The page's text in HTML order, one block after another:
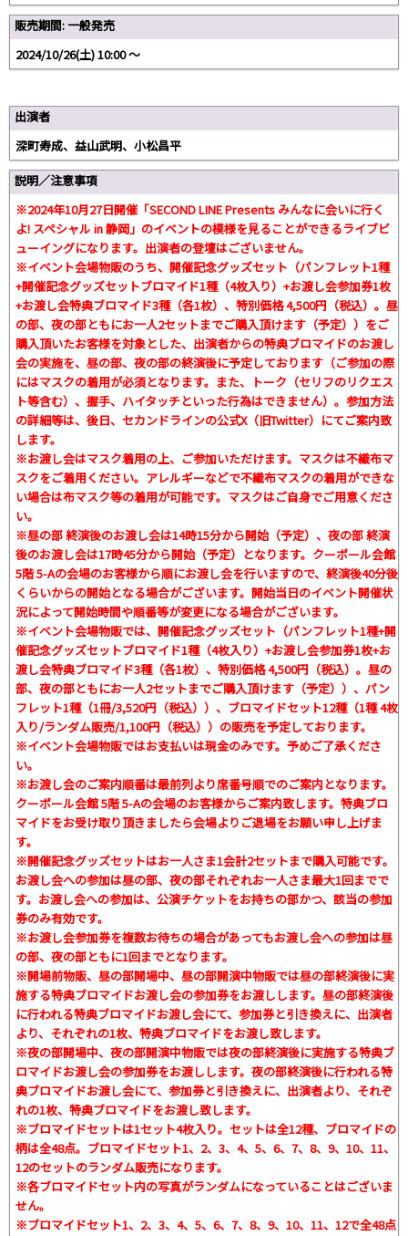
販売期間: 一般発売
2024/10/26(土) 10:00 〜
出演者
深町寿成、益山武明、小松昌平
説明／注意事項
※2024年10月27日開催「SECOND LINE Presents みんなに会いに行く
よ! スペシャル in 静岡」のイベントの模様を見ることができるライブビ
ューイングになります。出演者の登壇はございません。
※イベント会場物販のうち、開催記念グッズセット（パンフレット1種
+開催記念グッズセットブロマイド1種（4枚入り）+お渡し会参加券1枚
+お渡し会特典ブロマイド3種（各1枚）、特別価格 4,500円（税込）。昼
の部、夜の部ともにお一人2セットまでご購入頂けます（予定））をご
購入頂いたお客様を対象とした、出演者からの特典ブロマイドのお渡し
会の実施を、昼の部、夜の部の終演後に予定しております（ご参加の際
にはマスクの着用が必須となります。また、トーク（セリフのリクエス
ト等含む）、握手、ハイタッチといった行為はできません）。参加方法
の詳細等は、後日、セカンドラインの公式X（旧Twitter）にてご案内致
します。
※お渡し会はマスク着用の上、ご参加いただけます。マスクは不織布マ
スクをご着用ください。アレルギーなどで不織布マスクの着用ができな
い場合は布マスク等の着用が可能です。マスクはご自身でご用意くださ
い。
※昼の部 終演後のお渡し会は14時15分から開始（予定）、夜の部 終演
後のお渡し会は17時45分から開始（予定）となります。クーポール会館
5階 5-Aの会場のお客様から順にお渡し会を行いますので、終演後40分後
くらいからの開始となる場合がございます。開始当日のイベント開催状
況によって開始時間や順番等が変更になる場合がございます。
※イベント会場物販では、開催記念グッズセット（パンフレット1種+開
催記念グッズセットブロマイド1種（4枚入り）+お渡し会参加券1枚+お
渡し会特典ブロマイド3種（各1枚）、特別価格 4,500円（税込）。昼の
部、夜の部ともにお一人2セットまでご購入頂けます（予定））、パン
フレット1種（1冊/3,520円（税込））、ブロマイドセット12種（1種 4枚
入り/ランダム販売/1,100円（税込））の販売を予定しております。
※イベント会場物販ではお支払いは現金のみです。予めご了承くださ
い。
※お渡し会のご案内順番は最前列より席番号順でのご案内となります。
クーポール会館 5階 5-Aの会場のお客様からご案内致します。特典ブロ
マイドをお受け取り頂きましたら会場よりご退場をお願い申し上げま
す。
※開催記念グッズセットはお一人さま1会計2セットまで購入可能です。
お渡し会への参加は昼の部、夜の部それぞれお一人さま最大1回までで
す。お渡し会への参加は、公演チケットをお持ちの部かつ、該当の参加
券のみ有効です。
※お渡し会参加券を複数お待ちの場合があってもお渡し会への参加は昼
の部、夜の部ともに1回までとなります。
※開場前物販、昼の部開場中、昼の部開演中物販では昼の部終演後に実
施する特典ブロマイドお渡し会の参加券をお渡しします。昼の部終演後
に行われる特典ブロマイドお渡し会にて、参加券と引き換えに、出演者
より、それぞれの1枚、特典ブロマイドをお渡し致します。
※夜の部開場中、夜の部開演中物販では夜の部終演後に実施する特典ブ
ロマイドお渡し会の参加券をお渡しします。夜の部終演後に行われる特
典ブロマイドお渡し会にて、参加券と引き換えに、出演者より、それぞ
れの1枚、特典ブロマイドをお渡し致します。
※ブロマイドセットは1セット4枚入り。セットは全12種、ブロマイドの
柄は全48点。ブロマイドセット1、2、3、4、5、6、7、8、9、10、11、
12のセットのランダム販売になります。
※各ブロマイドセット内の写真がランダムになっていることはございま
せん。
※ブロマイドセット1、2、3、4、5、6、7、8、9、10、11、12で全48点